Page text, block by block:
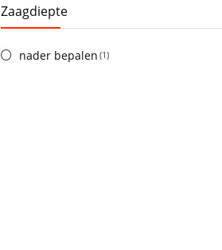
Zaagdiepte
nader bepalen (1)